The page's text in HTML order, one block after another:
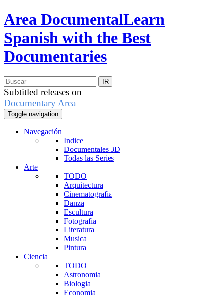
Area DocumentalLearn
Spanish with the Best
Documentaries
Subtitled releases on
Documentary Area
Toggle navigation
Navegación
Indice
Documentales 3D
Todas las Series
Arte
TODO
Arquitectura
Cinematografia
Danza
Escultura
Fotografia
Literatura
Musica
Pintura
Ciencia
TODO
Astronomia
Biologia
Economia